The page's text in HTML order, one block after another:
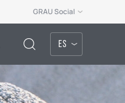
ES
GRAU Social